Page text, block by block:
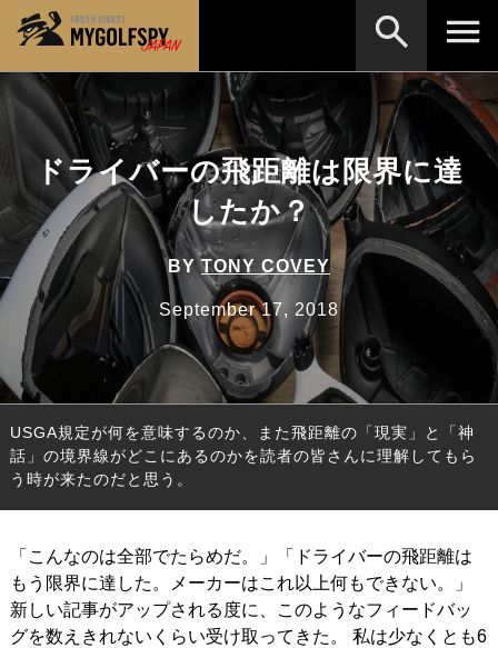
ドライバーの飛距離は限界に達
したか？
BYTONY COVEY
September 17, 2018
USGA規定が何を意味するのか、また飛距離の「現実」と「神
話」の境界線がどこにあるのかを読者の皆さんに理解してもら
う時が来たのだと思う。
「こんなのは全部でたらめだ。」「ドライバーの飛距離は
もう限界に達した。メーカーはこれ以上何もできない。」
新しい記事がアップされる度に、このようなフィードバッ
グを数えきれないくらい受け取ってきた。 私は少なくとも6
MOST WANTED テストランキング
NEW RELEASES 新製品情報
HOW TO ゴルフ上達・実践テクニック
LAB テスト・データ検証
Golf News ゴルフニュース
REVIEWS 製品レビュー
DRIVERS ドライバー
FAIRWAY WOODS フェアウェイウッド
HYBRIDS ハイブリッド
WEDGES ウェッジ
PUTTERS パター
※メーカー名やクラブ名など、検索したい事柄を入
力してください。
検索